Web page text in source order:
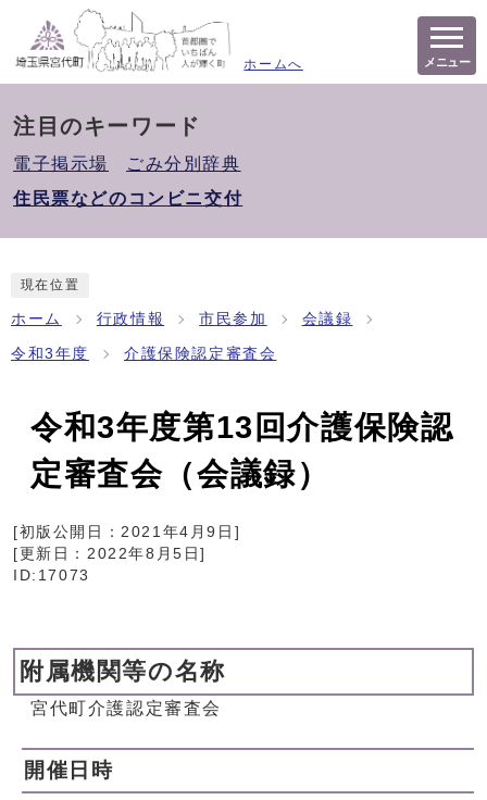
ホームへ メニュー
注目のキーワード
電子掲示場
ごみ分別辞典
住民票などのコンビニ交付
現在位置
ホーム 行政情報 市民参加 会議録
令和3年度 介護保険認定審査会
令和3年度第13回介護保険認
定審査会（会議録）
[初版公開日：2021年4月9日 ]
[更新日： 2022年8月5日]
ID:17073
附属機関等の名称
宮代町介護認定審査会
開催日時